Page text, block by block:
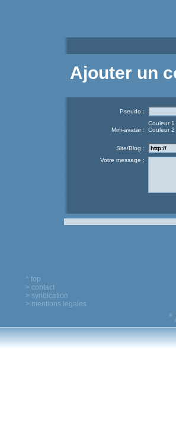
Ajouter un
Pseudo :
Mini-avatar :
Couleur 1
Couleur 2
Site/Blog :
Votre message :
^ top
> contact
> syndication
> mentions legales
*